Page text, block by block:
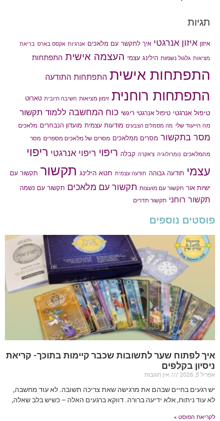
תגיות
איזון איזון אנרגטי איך לתקשר עם מלאכים אנרגיות אקסס בארס בריאת
מציאות גלגול נשמות הילינג עצמי העצמה אישית התפתחות
התפתחות אישית התפתחות התודעה
התפתחות רוחנית זימון מציאות חשיבה חיובית טארוט
טיפול אנרגטי טיפול אנרגטי ריגשי כוח המחשבה ללמוד תקשור
מה הייעוד שלי מה מסמלים הצבעים מודעות עצמית מועדון הנבחרים מלאכים
מסר בתקשור מסרים ממלאכים מסרים של מלאכים מספרים מסר
מהמלאכים נומרולוגיה צ'אקרה קבלה ריפוי ריפוי אנרגטי ריפוי
עצמי תודעה גבוהה תודעה עצמית תטא הילינג תקשור תקשור עם
ישיות אור תקשור עם מועצות תקשור עם מלאכים תקשור עם נשמה
תקשור רוחני תקשור תדרים
פוסטים נוספים
איך לפתוח שער לתשובות שכבר קיימות בתוכך- קריאת
ניסיון בקלפים
אפריל 5, 2026
אין תגובות
יש רגעים בחיים שבהם את מרגישה שאת צריכה תשובה. לא עוד מחשבה,
לא עוד ניתוח, אלא ידיעה ברורה. דווקא ברגעים האלה – כשיש בלב שאלה,
לקריאת הפוסט »